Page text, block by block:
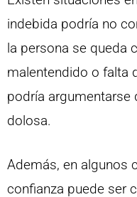
indebida podría no
la persona se queda
malentendido o falta
podría argumentarse
dolosa.
Además, en algunos
confianza puede ser